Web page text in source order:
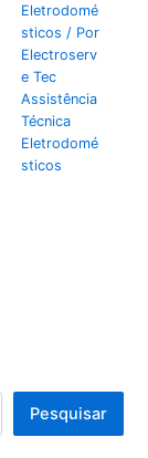
Eletrodomé
sticos / Por
Electroserv
e Tec
Assistência
Técnica
Eletrodomé
sticos
Pesquisar